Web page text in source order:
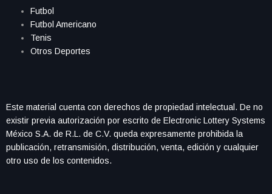
Futbol
Futbol Americano
Tenis
Otros Deportes
Este material cuenta con derechos de propiedad intelectual. De no
existir previa autorización por escrito de Electronic Lottery Systems
México S.A. de R.L. de C.V. queda expresamente prohibida la
publicación, retransmisión, distribución, venta, edición y cualquier
otro uso de los contenidos.